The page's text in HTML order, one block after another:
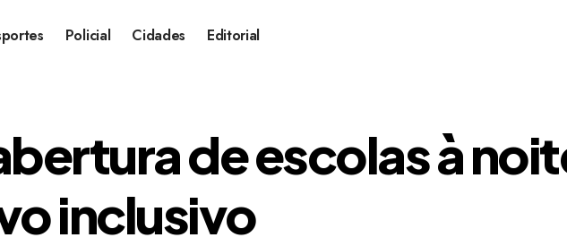
Policial Cidades Editorial
de escolas à
inclusivo